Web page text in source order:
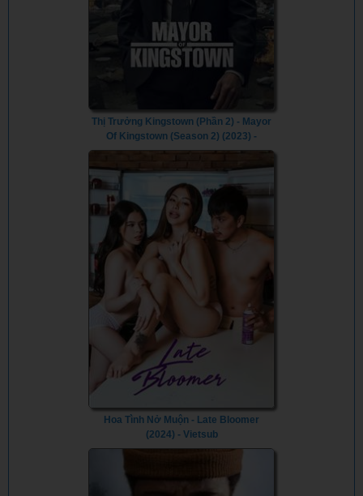
Thị Trưởng Kingstown (Phần 2) - Mayor
Of Kingstown (Season 2) (2023) -
Vietsub
Hoa Tình Nở Muộn - Late Bloomer
(2024) - Vietsub